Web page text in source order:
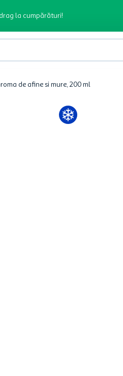
la cumpărături!
de afine si mure, 200 ml